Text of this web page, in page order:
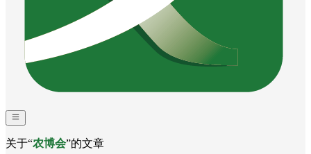
关于“农博会”的文章